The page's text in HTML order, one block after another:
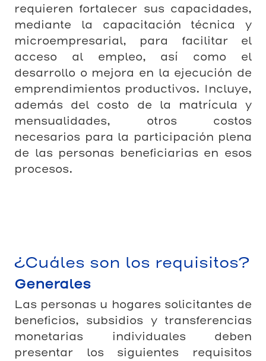
requieren fortalecer sus capacidades,
mediante la capacitación técnica y
microempresarial, para facilitar el
acceso al empleo, así como el
desarrollo o mejora en la ejecución de
emprendimientos productivos. Incluye,
además del costo de la matrícula y
mensualidades, otros costos
necesarios para la participación plena
de las personas beneficiarias en esos
procesos.
¿Cuáles son los requisitos?
Generales
Las personas u hogares solicitantes de
beneficios, subsidios y transferencias
monetarias individuales deben
presentar los siguientes requisitos